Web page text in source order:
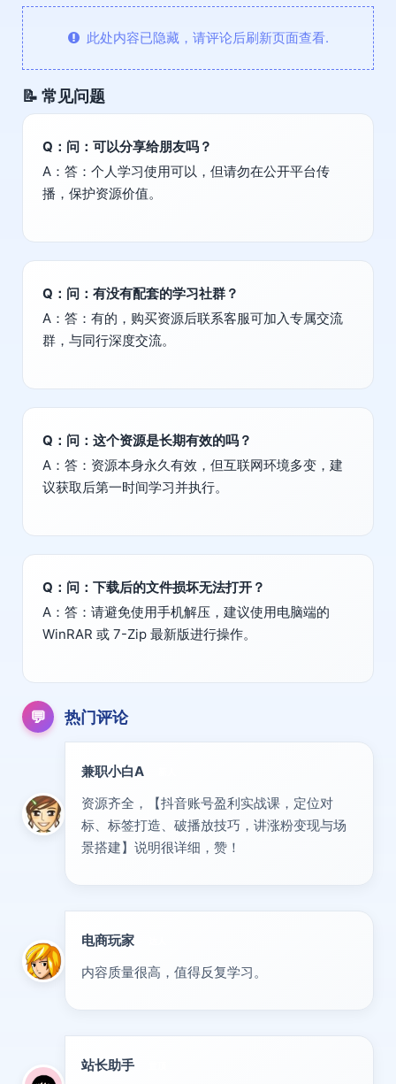
此处内容已隐藏，请评论后刷新页面查看.
📝 常见问题
Q：问：可以分享给朋友吗？
A：答：个人学习使用可以，但请勿在公开平台传
播，保护资源价值。
Q：问：有没有配套的学习社群？
A：答：有的，购买资源后联系客服可加入专属交流
群，与同行深度交流。
Q：问：这个资源是长期有效的吗？
A：答：资源本身永久有效，但互联网环境多变，建
议获取后第一时间学习并执行。
Q：问：下载后的文件损坏无法打开？
A：答：请避免使用手机解压，建议使用电脑端的
WinRAR 或 7-Zip 最新版进行操作。
💬 热门评论
兼职小白A
资源齐全，【抖音账号盈利实战课，定位对
标、标签打造、破播放技巧，讲涨粉变现与场
景搭建】说明很详细，赞！
电商玩家
内容质量很高，值得反复学习。
站长助手